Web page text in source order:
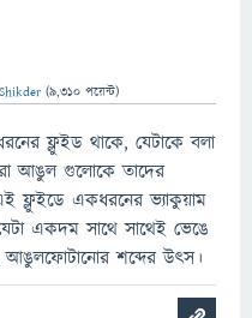
(9,310 পয়েন্ট)
ফ্লুইড থাকে, যেটাকে বলা
আঙুল গুলোকে তাদের
ফ্লুইডে একধরনের ভ্যাকুয়াম
একদম সাথে সাথেই ভেঙে
আঙুলফোটানোর শব্দের উৎস।